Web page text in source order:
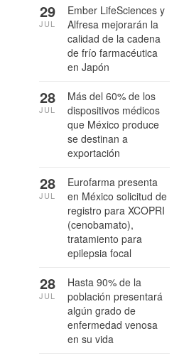
Ember LifeSciences y
Alfresa mejorarán la
calidad de la cadena
de frío farmacéutica
en Japón
29
JUL
Más del 60% de los
dispositivos médicos
que México produce
se destinan a
exportación
28
JUL
Eurofarma presenta
en México solicitud de
registro para XCOPRI
(cenobamato),
tratamiento para
epilepsia focal
28
JUL
Hasta 90% de la
población presentará
algún grado de
enfermedad venosa
en su vida
28
JUL